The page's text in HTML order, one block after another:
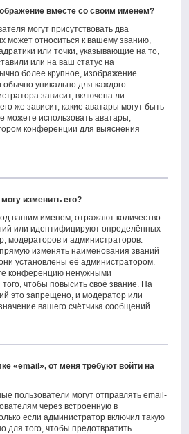
вместе со своим именем?
могут присутствовать два
может относиться к вашему званию,
или точки, указывающие на то,
или на ваш статус на
более крупное, изображение
обычно уникально для каждого
зависит, включена ли
же зависит, какие аватары могут быть
можете использовать аватары,
конференции для выяснения
изменить его?
вашим именем, отражают количество
или идентифицируют определённых
модераторов и администраторов.
изменять наименования званий
установлены её администратором.
конференцию ненужными
чтобы повысить своё звание. На
это запрещено, и модератор или
вашего счётчика сообщений.
«email», от меня требуют войти на
пользователи могут отправлять email-
через встроенную в
если администратор включил такую
для того, чтобы предотвратить